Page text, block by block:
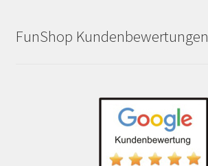
FunShop Kundenbewertungen